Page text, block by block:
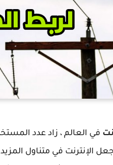
في العالم ، زاد عدد
الإنترنت في متناول